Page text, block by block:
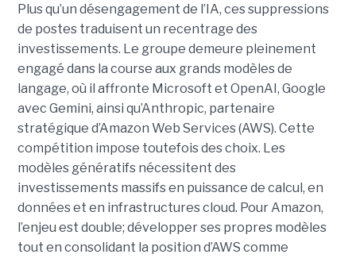
Plus qu’un désengagement de l’IA, ces suppressions
de postes traduisent un recentrage des
investissements. Le groupe demeure pleinement
engagé dans la course aux grands modèles de
langage, où il affronte Microsoft et OpenAI, Google
avec Gemini, ainsi qu’Anthropic, partenaire
stratégique d’Amazon Web Services (AWS). Cette
compétition impose toutefois des choix. Les
modèles génératifs nécessitent des
investissements massifs en puissance de calcul, en
données et en infrastructures cloud. Pour Amazon,
l’enjeu est double; développer ses propres modèles
tout en consolidant la position d’AWS comme